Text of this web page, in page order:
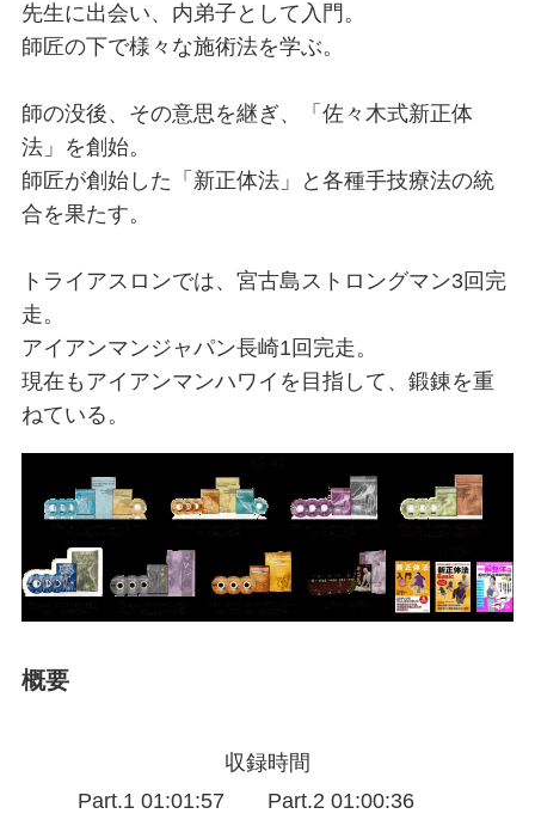
先生に出会い、内弟子として入門。
師匠の下で様々な施術法を学ぶ。
師の没後、その意思を継ぎ、「佐々木式新正体
法」を創始。
師匠が創始した「新正体法」と各種手技療法の統
合を果たす。
トライアスロンでは、宮古島ストロングマン3回完
走。
アイアンマンジャパン長崎1回完走。
現在もアイアンマンハワイを目指して、鍛錬を重
ねている。
概要
収録時間
Part.1 01:01:57 Part.2 01:00:36